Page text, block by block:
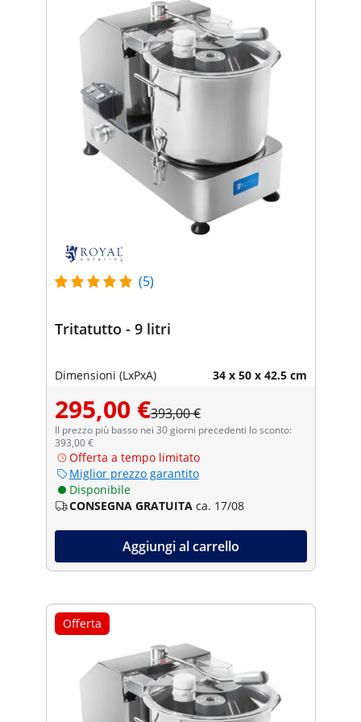
(5)
Tritatutto - 9 litri
Dimensioni (LxPxA) 34 x 50 x 42.5 cm
295,00 €393,00 €
Il prezzo più basso nei 30 giorni precedenti lo sconto:
393,00 €
Offerta a tempo limitato
Miglior prezzo garantito
Disponibile
CONSEGNA GRATUITA ca. 17/08
Aggiungi al carrello
Offerta